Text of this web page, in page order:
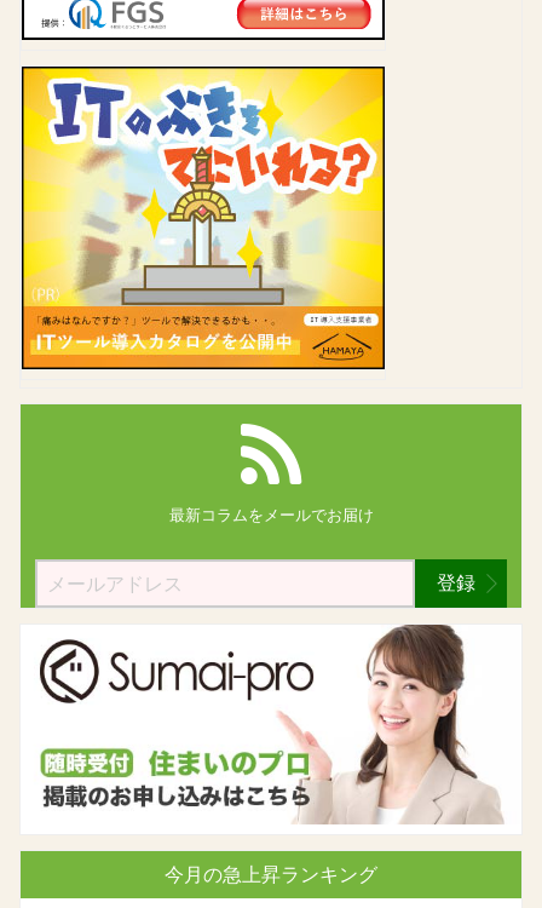
最新コラムを メールでお届け
登録
今月の急上昇ランキング